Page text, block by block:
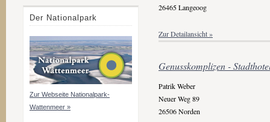
26465 Langeoog
Zur Detailansicht »
Genusskomplizen -
Patrik Weber
Neuer Weg 89
26506 Norden
Der Nationalpark
Zur Webseite Nationalpark-
Wattenmeer »